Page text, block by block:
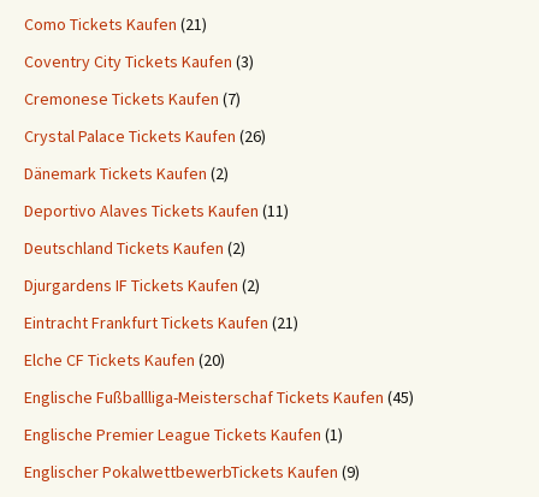
Como Tickets Kaufen (21)
Coventry City Tickets Kaufen (3)
Cremonese Tickets Kaufen (7)
Crystal Palace Tickets Kaufen (26)
Dänemark Tickets Kaufen (2)
Deportivo Alaves Tickets Kaufen (11)
Deutschland Tickets Kaufen (2)
Djurgardens IF Tickets Kaufen (2)
Eintracht Frankfurt Tickets Kaufen (21)
Elche CF Tickets Kaufen (20)
Englische Fußballliga-Meisterschaf Tickets Kaufen (45)
Englische Premier League Tickets Kaufen (1)
Englischer PokalwettbewerbTickets Kaufen (9)